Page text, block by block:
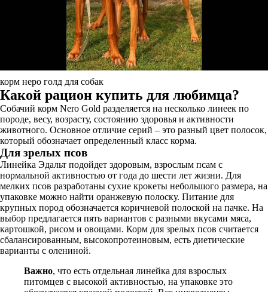
корм неро голд для собак
Какой рацион купить для любимца?
Собачий корм Nero Gold разделяется на несколько линеек по
породе, весу, возрасту, состоянию здоровья и активности
животного. Основное отличие серий – это разный цвет полосок,
который обозначает определенный класс корма.
Для зрелых псов
Линейка Эдальт подойдет здоровым, взрослым псам с
нормальной активностью от года до шести лет жизни. Для
мелких псов разработаны сухие крокеты небольшого размера, на
упаковке можно найти оранжевую полоску. Питание для
крупных пород обозначается коричневой полоской на пачке. На
выбор предлагается пять вариантов с разными вкусами мяса,
картошкой, рисом и овощами. Корм для зрелых псов считается
сбалансированным, высокопротеиновым, есть диетические
варианты с олениной.
Важно, что есть отдельная линейка для взрослых
питомцев с высокой активностью, на упаковке это